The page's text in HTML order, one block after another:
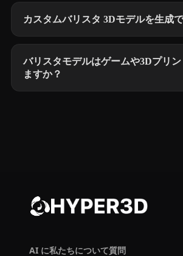
カスタムバリスタ 3Dモデルを生成
バリスタモデルはゲームや3Dプリ
ますか？
AI に私たちについて質問